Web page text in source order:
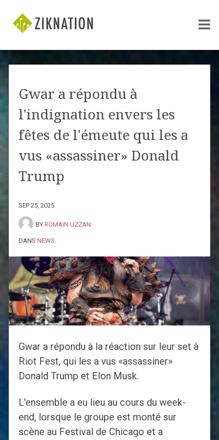
Gwar a répondu à
l'indignation envers les
fêtes de l'émeute qui les a
vus «assassiner» Donald
Trump
SEP 25, 2025
BY ROMAIN UZZAN
DANS NEWS
Gwar a répondu à la réaction sur leur set à
Riot Fest, qui les a vus «assassiner»
Donald Trump et Elon Musk.
L'ensemble a eu lieu au cours du week-
end, lorsque le groupe est monté sur
scène au Festival de Chicago et a